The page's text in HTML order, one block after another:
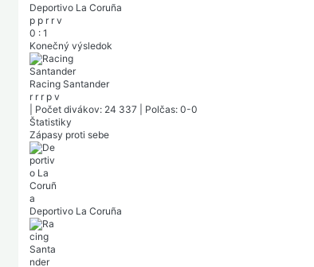
Deportivo La Coruña
p p r r v
0 : 1
Konečný výsledok
Racing Santander
r r r p v
Počet divákov: 24 337
Polčas: 0-0
Štatistiky
Zápasy proti sebe
Deportivo La Coruña